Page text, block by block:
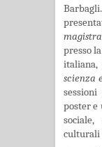
presso
scienza
poster e
culturali